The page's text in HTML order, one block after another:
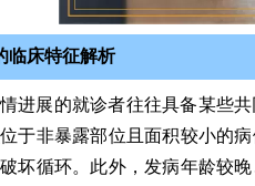
临床特征解析
进展的就诊者往往具备某些共
于非暴露部位且面积较小的
坏循环。此外，发病年龄较